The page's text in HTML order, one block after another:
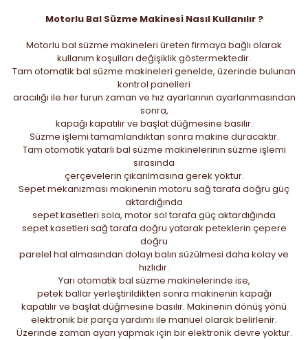
Motorlu Bal Süzme Makinesi Nasıl Kullanılır ?
Motorlu bal süzme makineleri üreten firmaya bağlı olarak
kullanım koşulları değişiklik göstermektedir.
Tam otomatik bal süzme makineleri genelde, üzerinde bulunan
kontrol panelleri
aracılığı ile her turun zaman ve hız ayarlarının ayarlanmasından
sonra,
kapağı kapatılır ve başlat düğmesine basılır.
Süzme işlemi tamamlandıktan sonra makine duracaktır.
Tam otomatik yatarlı bal süzme makinelerinin süzme işlemi
sırasında
çerçevelerin çıkarılmasına gerek yoktur.
Sepet mekanizması makinenin motoru sağ tarafa doğru güç
aktardığında
sepet kasetleri sola, motor sol tarafa güç aktardığında
sepet kasetleri sağ tarafa doğru yatarak peteklerin çepere
doğru
parelel hal almasından dolayı balın süzülmesi daha kolay ve
hızlıdır.
Yarı otomatik bal süzme makinelerinde ise,
petek ballar yerleştirildikten sonra makinenin kapağı
kapatılır ve başlat düğmesine basılır. Makinenin dönüş yönü
elektronik bir parça yardımı ile manuel olarak belirlenir.
Üzerinde zaman ayarı yapmak için bir elektronik devre yoktur.